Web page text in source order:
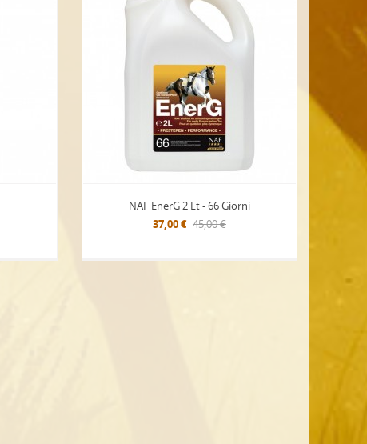
NAF EnerG 2 Lt - 66 Giorni
37,00 € 45,00 €